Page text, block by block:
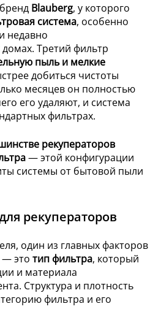
Blauberg, у которого
система, особенно
недавно
Третий фильтр
пыль и мелкие
добиться чистоты
месяцев он полностью
его удаляют, и система
фильтрах.
рекуператоров
— этой конфигурации
системы от бытовой пыли
рекуператоров
один из главных факторов
— это тип фильтра, который
и материала
Структура и плотность
фильтра и его